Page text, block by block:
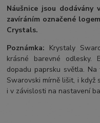
Náušnice jsou dodávány
zavíráním označené
Crystals.
Poznámka: Krystaly
krásné barevné
dopadu paprsku světla.
Swarovski mírně lišit, i
i v závislosti na nastavení